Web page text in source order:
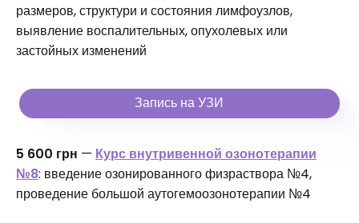
размеров, структури и состояния лимфоузлов,
выявление воспалительных, опухолевых или
застойных изменений
Запись на УЗИ
5 600 грн — Курс внутривенной озонотерапии
№8: введение озонированного физраствора №4,
проведение большой аутогемоозонотерапии №4